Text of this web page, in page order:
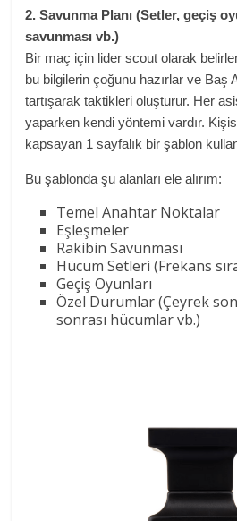
2. Savunma Planı (Setler, geçiş
savunması vb.)
Bir maç için lider scout olarak
bu bilgilerin çoğunu hazırlar ve Baş
tartışarak taktikleri oluşturur. Her
yaparken kendi yöntemi vardır.
kapsayan 1 sayfalık bir şablon
Bu şablonda şu alanları ele alırım:
Temel Anahtar Noktalar
Eşleşmeler
Rakibin Savunması
Hücum Setleri (Frekans
Geçiş Oyunları
Özel Durumlar (Çeyrek
sonrası hücumlar vb.)